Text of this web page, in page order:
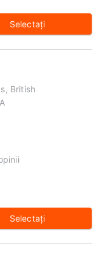
Selectaţi
British
Selectaţi